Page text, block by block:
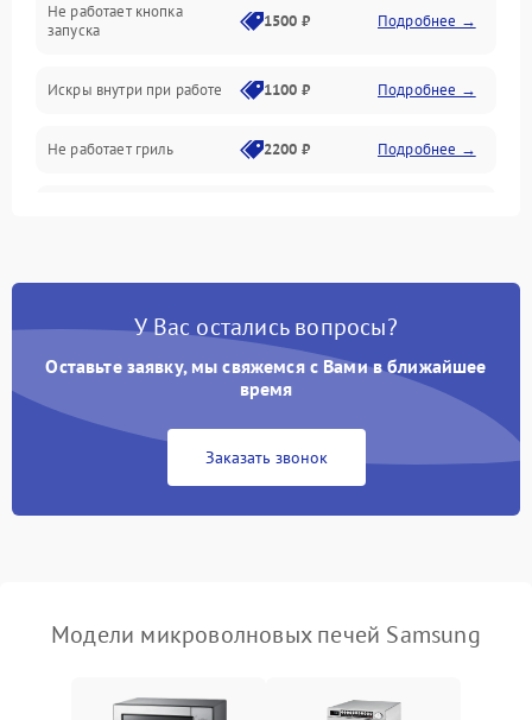
Нагрев и приготовление
Программное обеспечение
Не работает кнопка
запуска
1500 ₽ Подробнее →
Искры внутри при работе 1100 ₽ Подробнее →
Не работает гриль 2200 ₽ Подробнее →
Появление запаха гари 2400 ₽ Подробнее →
Проблемы с вентилятором 2000 ₽
Поломка системы
охлаждения
Подробнее →
Не работают сенсорные
Сломался трансформатор Подробнее →
У Вас остались вопросы?
Оставьте заявку, мы свяжемся с Вами в ближайшее
время
Заказать звонок
Модели микроволновых печей Samsung